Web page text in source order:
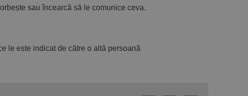
sau încearcă să le comunice ceva.
este indicat de către o altă persoană